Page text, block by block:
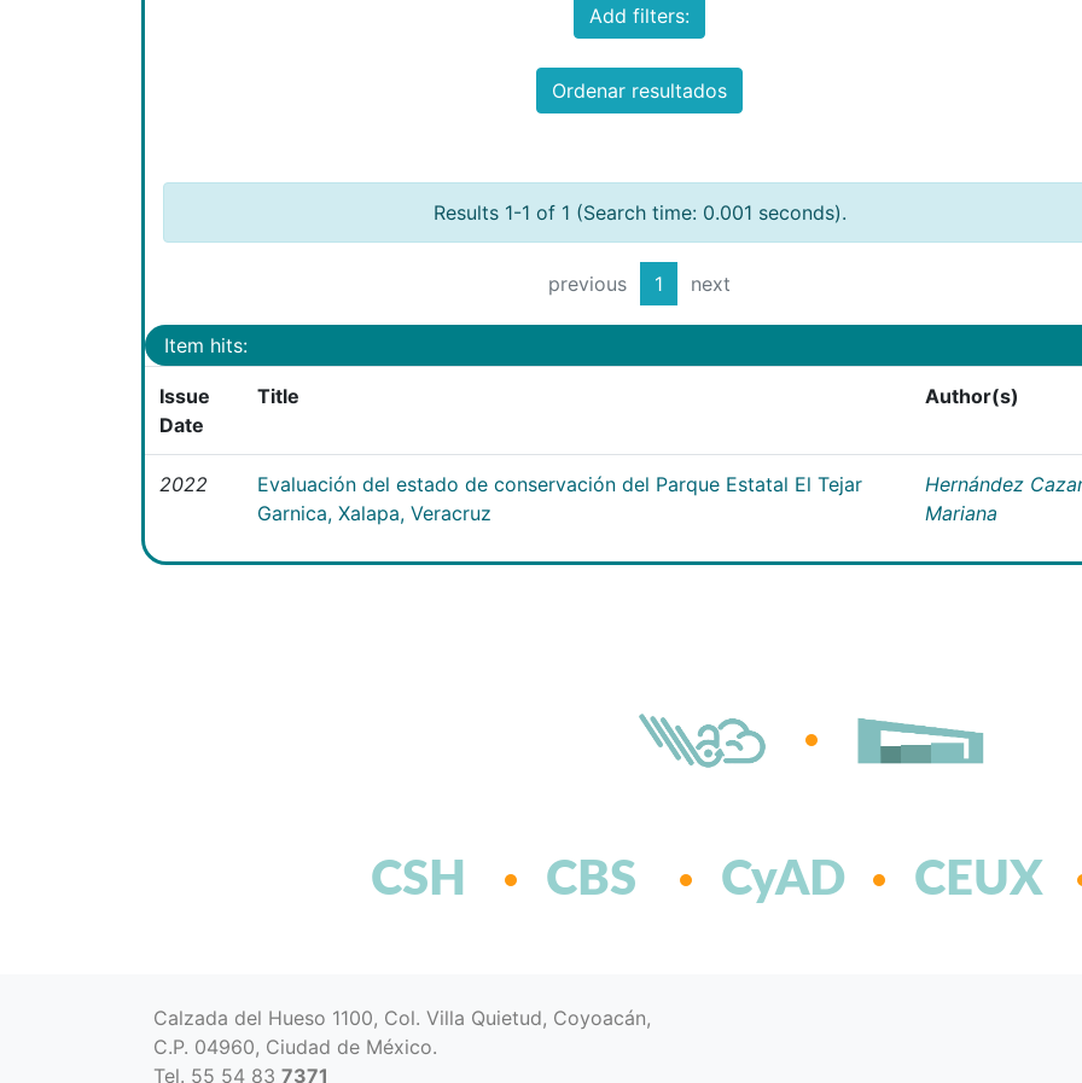
Add filters:
Ordenar resultados
Results 1-1 of 1 (Search time: 0.001 seconds).
previous 1 next
Item hits:
Issue
Date
Title Author(s)
2022
Evaluación del estado de conservación del Parque Estatal El Tejar
Garnica, Xalapa, Veracruz
Hernández
Mariana
CSH CBS CyAD CEUX
Calzada del Hueso 1100, Col. Villa Quietud, Coyoacán,
C.P. 04960, Ciudad de México.
Tel. 55 54 83 7371